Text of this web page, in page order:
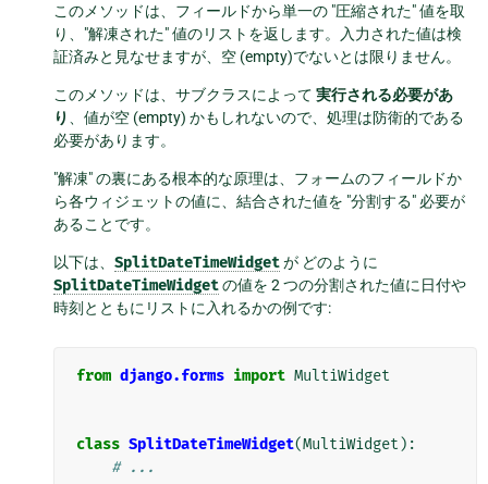
このメソッドは、フィールドから単一の "圧縮された" 値を取
り、"解凍された" 値のリストを返します。入力された値は検
証済みと見なせますが、空 (empty)でないとは限りません。
このメソッドは、サブクラスによって実行される必要があ
り
、値が空 (empty) かもしれないので、処理は防衛的である
必要があります。
"解凍" の裏にある根本的な原理は、フォームのフィールドか
ら各ウィジェットの値に、結合された値を "分割する" 必要が
あることです。
以下は、SplitDateTimeWidgetが どのように
SplitDateTimeWidgetの値を 2 つの分割された値に日付や
時刻とともにリストに入れるかの例です:
from django.forms import MultiWidget
class SplitDateTimeWidget(MultiWidget ):
# ...